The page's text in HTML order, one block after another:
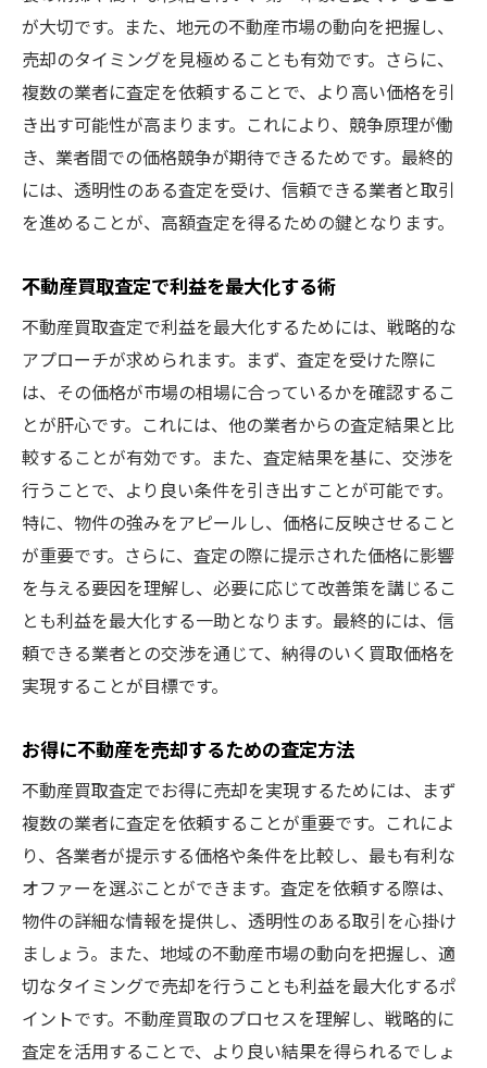
が大切です。また、地元の不動産市場の動向を把握し、
売却のタイミングを見極めることも有効です。さらに、
複数の業者に査定を依頼することで、より高い価格を引
き出す可能性が高まります。これにより、競争原理が働
き、業者間での価格競争が期待できるためです。最終的
には、透明性のある査定を受け、信頼できる業者と取引
を進めることが、高額査定を得るための鍵となります。
不動産買取査定で利益を最大化する術
不動産買取査定で利益を最大化するためには、戦略的な
アプローチが求められます。まず、査定を受けた際に
は、その価格が市場の相場に合っているかを確認するこ
とが肝心です。これには、他の業者からの査定結果と比
較することが有効です。また、査定結果を基に、交渉を
行うことで、より良い条件を引き出すことが可能です。
特に、物件の強みをアピールし、価格に反映させること
が重要です。さらに、査定の際に提示された価格に影響
を与える要因を理解し、必要に応じて改善策を講じるこ
とも利益を最大化する一助となります。最終的には、信
頼できる業者との交渉を通じて、納得のいく買取価格を
実現することが目標です。
お得に不動産を売却するための査定方法
不動産買取査定でお得に売却を実現するためには、まず
複数の業者に査定を依頼することが重要です。これによ
り、各業者が提示する価格や条件を比較し、最も有利な
オファーを選ぶことができます。査定を依頼する際は、
物件の詳細な情報を提供し、透明性のある取引を心掛け
ましょう。また、地域の不動産市場の動向を把握し、適
切なタイミングで売却を行うことも利益を最大化するポ
イントです。不動産買取のプロセスを理解し、戦略的に
査定を活用することで、より良い結果を得られるでしょ